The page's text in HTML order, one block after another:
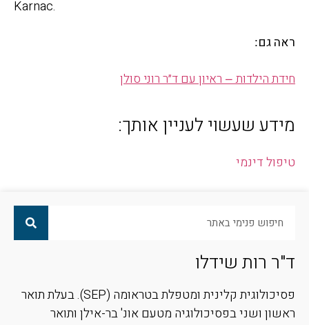
Karnac.
ראה גם:
חידת הילדות – ראיון עם ד״ר רוני סולן
מידע שעשוי לעניין אותך:
טיפול דינמי
ד"ר רות שידלו
פסיכולוגית קלינית ומטפלת בטראומה (SEP). בעלת תואר
ראשון ושני בפסיכולוגיה מטעם אונ' בר-אילן ותואר